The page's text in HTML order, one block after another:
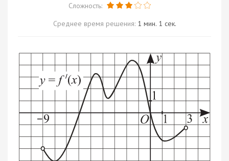
Сложность:
Среднее время решения: 1 мин. 1 сек.